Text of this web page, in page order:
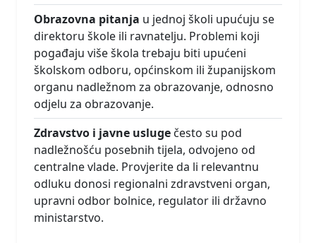
Obrazovna pitanja u jednoj školi upućuju se
direktoru škole ili ravnatelju. Problemi koji
pogađaju više škola trebaju biti upućeni
školskom odboru, općinskom ili županijskom
organu nadležnom za obrazovanje, odnosno
odjelu za obrazovanje.
Zdravstvo i javne usluge često su pod
nadležnošću posebnih tijela, odvojeno od
centralne vlade. Provjerite da li relevantnu
odluku donosi regionalni zdravstveni organ,
upravni odbor bolnice, regulator ili državno
ministarstvo.